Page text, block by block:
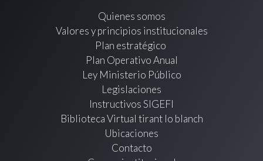
Quienes somos
Valores y principios institucionales
Plan estratégico
Plan Operativo Anual
Ley Ministerio Público
Legislaciones
Instructivos SIGEFI
Biblioteca Virtual tirant lo blanch
Ubicaciones
Contacto